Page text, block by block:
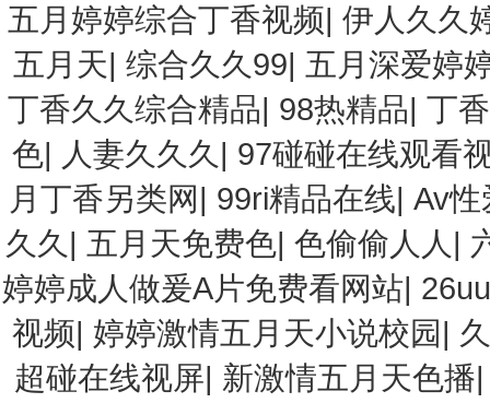
五月婷婷综合丁香视频| 伊人久久
五月天| 综合久久99| 五月深爱婷
丁香久久综合精品| 98热精品| 丁
色| 人妻久久久 | 97碰碰在线观看
月丁香另类网| 99ri精品在线|Av
久久 | 五月天免费色|色偷偷人人 |
婷婷成人做爰A片免费看网站|
视频| 婷婷激情五月天小说校园|
超碰在线视屏| 新激情五月天色播